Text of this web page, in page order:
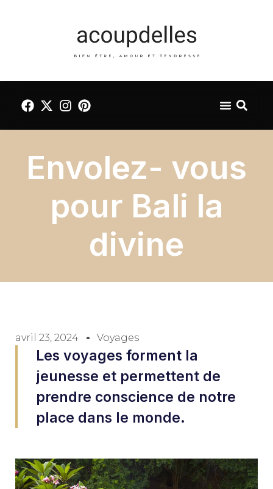
Envolez- vous
pour Bali la
divine
avril 23, 2024 Voyages
Les voyages forment la
jeunesse et permettent de
prendre conscience de notre
place dans le monde.